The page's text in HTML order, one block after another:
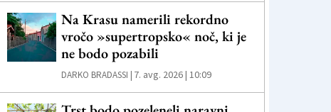
Na Krasu namerili rekordno
vročo »supertropsko« noč, ki je
ne bodo pozabili
DARKO BRADASSI | 7. avg. 2026 | 10:09